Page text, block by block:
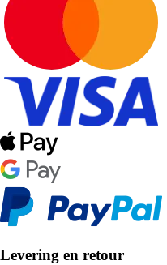
Levering en retour